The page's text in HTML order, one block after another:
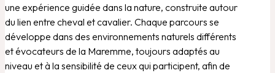
une expérience guidée dans la nature, construite autour
du lien entre cheval et cavalier. Chaque parcours se
développe dans des environnements naturels différents
et évocateurs de la Maremme, toujours adaptés au
niveau et à la sensibilité de ceux qui participent, afin de